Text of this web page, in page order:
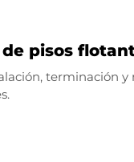
pisos
terminación